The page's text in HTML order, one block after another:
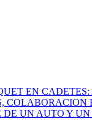
EN
DE UN AUTO Y